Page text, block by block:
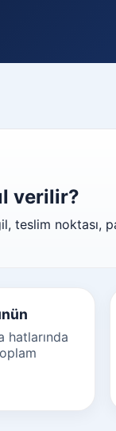
verilir?
teslim noktası,
hatlarında